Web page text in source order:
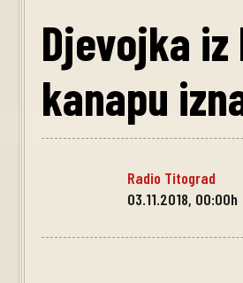
Djevojka
kanapu
Radio Titograd
03.11.2018, 00:00h